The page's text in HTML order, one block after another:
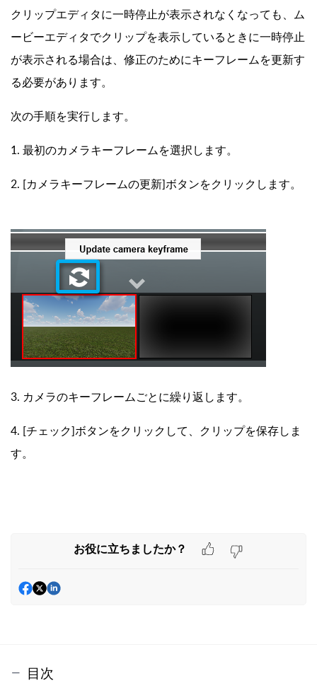
クリップエディタに一時停止が表示されなくなっても、ム
ービーエディタでクリップを表示しているときに一時停止
が表示される場合は、修正のためにキーフレームを更新す
る必要があります。
次の手順を実行します。
1. 最初のカメラキーフレームを選択します。
2. [カメラキーフレームの更新]ボタンをクリックします。
3. カメラのキーフレームごとに繰り返します。
4. [チェック]ボタンをクリックして、クリップを保存しま
す。
お役に立ちましたか？
目次